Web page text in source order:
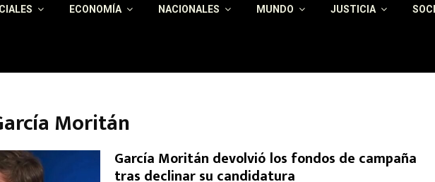
ECONOMÍA NACIONALES MUNDO JUSTICIA
Moritán
García Moritán devolvió los fondos de campaña
tras declinar su candidatura